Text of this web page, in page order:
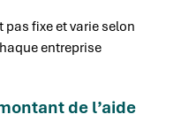
pas fixe et varie selon
entreprise
de l’aide